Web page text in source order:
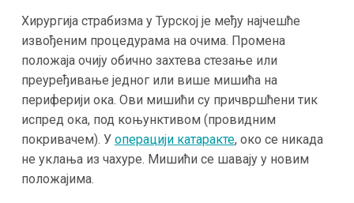
Хирургија страбизма у Турској је међу најчешће
извођеним процедурама на очима. Промена
положаја очију обично захтева стезање или
преуређивање једног или више мишића на
периферији ока. Ови мишићи су причвршћени тик
испред ока, под коњунктивом (провидним
покривачем). У операцији катаракте, око се никада
не уклања из чахуре. Мишићи се шавају у новим
положајима.